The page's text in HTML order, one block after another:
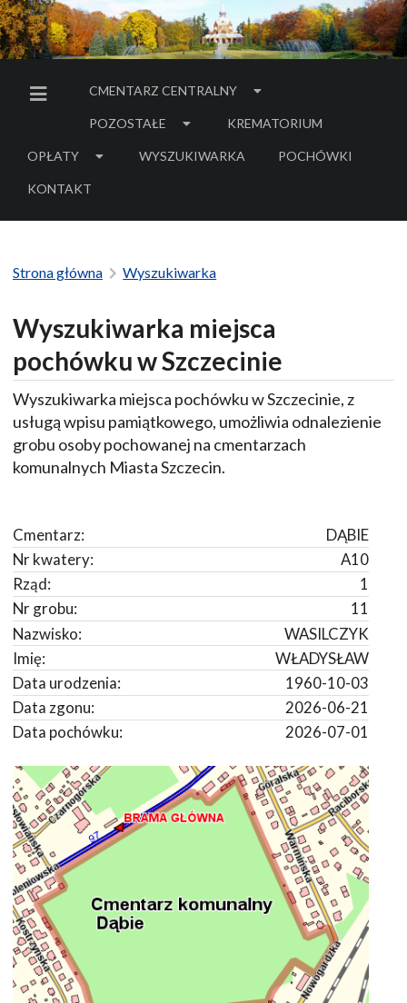
MENU BOCZNE
CMENTARZ CENTRALNY
POZOSTAŁE KREMATORIUM
OPŁATY WYSZUKIWARKA POCHÓWKI
- LINK DO SERWISU
KONTAKT
Strona główna Wyszukiwarka
Wyszukiwarka miejsca
pochówku w Szczecinie
Wyszukiwarka miejsca pochówku w Szczecinie, z
usługą wpisu pamiątkowego, umożliwia odnalezienie
grobu osoby pochowanej na cmentarzach
komunalnych Miasta Szczecin.
DĄBIE
Cmentarz:
A10
Nr kwatery:
1
Rząd:
11
Nr grobu:
WASILCZYK
Nazwisko:
WŁADYSŁAW
Imię:
1960-10-03
Data urodzenia:
2026-06-21
Data zgonu:
2026-07-01
Data pochówku: